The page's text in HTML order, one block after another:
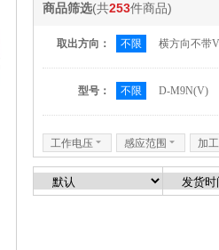
商品筛选(共253件商品)
取出方向： 不限 横方向不带V
型号： 不限 D-M9N(V)
工作电压 6 感应范围 6 加